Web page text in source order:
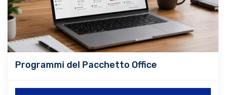
Programmi del Pacchetto Office